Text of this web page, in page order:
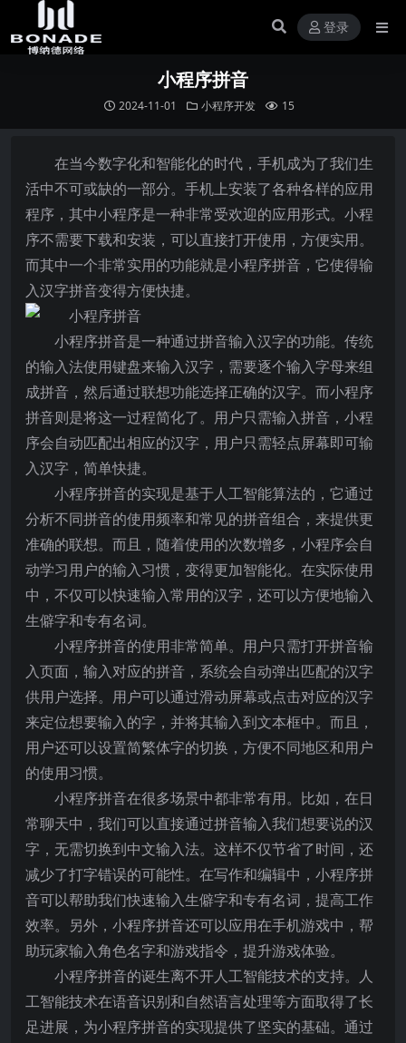
登录
小程序拼音
2024-11-01 小程序开发 15
在当今数字化和智能化的时代，手机成为了我们生
活中不可或缺的一部分。手机上安装了各种各样的应用
程序，其中小程序是一种非常受欢迎的应用形式。小程
序不需要下载和安装，可以直接打开使用，方便实用。
而其中一个非常实用的功能就是小程序拼音，它使得输
入汉字拼音变得方便快捷。
小程序拼音是一种通过拼音输入汉字的功能。传统
的输入法使用键盘来输入汉字，需要逐个输入字母来组
成拼音，然后通过联想功能选择正确的汉字。而小程序
拼音则是将这一过程简化了。用户只需输入拼音，小程
序会自动匹配出相应的汉字，用户只需轻点屏幕即可输
入汉字，简单快捷。
小程序拼音的实现是基于人工智能算法的，它通过
分析不同拼音的使用频率和常见的拼音组合，来提供更
准确的联想。而且，随着使用的次数增多，小程序会自
动学习用户的输入习惯，变得更加智能化。在实际使用
中，不仅可以快速输入常用的汉字，还可以方便地输入
生僻字和专有名词。
小程序拼音的使用非常简单。用户只需打开拼音输
入页面，输入对应的拼音，系统会自动弹出匹配的汉字
供用户选择。用户可以通过滑动屏幕或点击对应的汉字
来定位想要输入的字，并将其输入到文本框中。而且，
用户还可以设置简繁体字的切换，方便不同地区和用户
的使用习惯。
小程序拼音在很多场景中都非常有用。比如，在日
常聊天中，我们可以直接通过拼音输入我们想要说的汉
字，无需切换到中文输入法。这样不仅节省了时间，还
减少了打字错误的可能性。在写作和编辑中，小程序拼
音可以帮助我们快速输入生僻字和专有名词，提高工作
效率。另外，小程序拼音还可以应用在手机游戏中，帮
助玩家输入角色名字和游戏指令，提升游戏体验。
小程序拼音的诞生离不开人工智能技术的支持。人
工智能技术在语音识别和自然语言处理等方面取得了长
足进展，为小程序拼音的实现提供了坚实的基础。通过